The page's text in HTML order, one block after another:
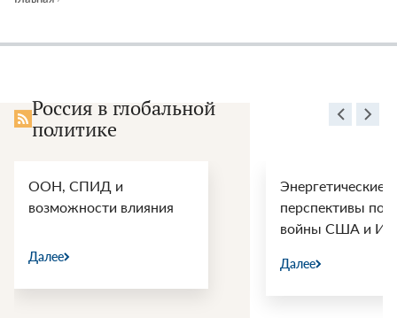
Россия в глобальной
политике
ООН, СПИД и
возможности влияния
Далее
Энергетические
перспективы
войны США и
Далее